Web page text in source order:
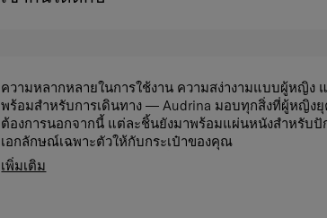
ความหลากหลายในการใช้งาน ความสง่างามแบบผู้หญิง
พร้อมสำหรับการเดินทาง — Audrina มอบทุกสิ่งที่ผู้หญิง
ต้องการนอกจากนี้ แต่ละชิ้นยังมาพร้อมแผ่นหนังสำหรับปั
เอกลักษณ์เฉพาะตัวให้กับกระเป๋าของคุณ
การจัดระเบียบภายในที่หลากหลาย:
ภายใน ช่วยให้จัดเก็บของได้หลากหลายรูปแบบ
เพิ่มเติม